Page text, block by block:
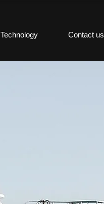
Technology Contact us